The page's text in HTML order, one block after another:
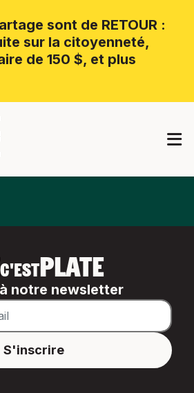
sont de RETOUR :
sur la citoyenneté,
de 150 $, et plus
C'ESTPLATE
notre newsletter